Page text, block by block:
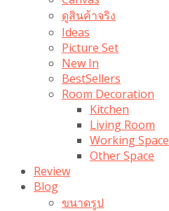
ดูสินค้าจริง
Ideas
Picture Set
New In
BestSellers
Room Decoration
Kitchen
Living Room
Working Space
Other Space
Review
Blog
ขนาดรูป